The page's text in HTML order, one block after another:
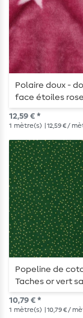
Polaire doux -
face étoiles
12,59 € *
1 mètre(s) | 12,59 € /
Popeline de
Taches or vert
10,79 € *
1 mètre(s) | 10,79 € /